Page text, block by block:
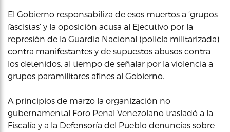
El Gobierno responsabiliza de esos muertos a ‘grupos
fascistas’ y la oposición acusa al Ejecutivo por la
represión de la Guardia Nacional (policía militarizada)
contra manifestantes y de supuestos abusos contra
los detenidos, al tiempo de señalar por la violencia a
grupos paramilitares afines al Gobierno.
A principios de marzo la organización no
gubernamental Foro Penal Venezolano trasladó a la
Fiscalía y a la Defensoría del Pueblo denuncias sobre